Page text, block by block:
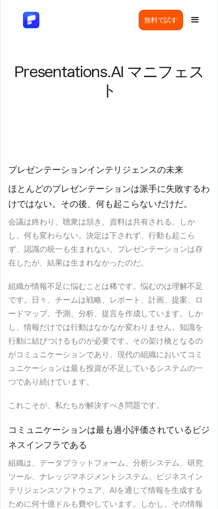
無料で試す
Presentations.AI マニフェス
ト
プレゼンテーションインテリジェンスの未来
ほとんどのプレゼンテーションは派手に失敗するわ
けではない。その後、何も起こらないだけだ。
会議は終わり、聴衆は頷き、資料は共有される。しか
し、何も変わらない。決定は下されず、行動も起こら
ず、認識の統一も生まれない。プレゼンテーションは存
在したが、結果は生まれなかったのだ。
組織が情報不足に悩むことは稀です。悩むのは理解不足
です。日々、チームは戦略、レポート、計画、提案、ロ
ードマップ、予測、分析、提言を作成しています。しか
し、情報だけでは行動はなかなか変わりません。知識を
行動に結びつけるものが必要です。その架け橋となるの
がコミュニケーションであり、現代の組織においてコミ
ュニケーションは最も投資が不足しているシステムの一
つであり続けています。
これこそが、私たちが解決すべき問題です。
コミュニケーションは最も過小評価されているビジ
ネスインフラである
組織は、データプラットフォーム、分析システム、研究
ツール、ナレッジマネジメントシステム、ビジネスイン
テリジェンスソフトウェア、AIを通じて情報を生成する
ために何十億ドルも費やしています。しかし、その情報